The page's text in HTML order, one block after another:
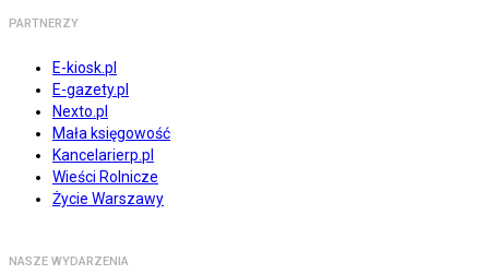
PARTNERZY
E-kiosk.pl
E-gazety.pl
Nexto.pl
Mała księgowość
Kancelarierp.pl
Wieści Rolnicze
Życie Warszawy
NASZE WYDARZENIA